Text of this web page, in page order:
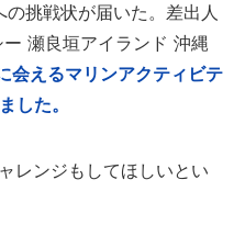
挑戦状が届いた。差出人
瀬良垣アイランド 沖縄
会えるマリンアクティビテ
した。
レンジもしてほしいとい